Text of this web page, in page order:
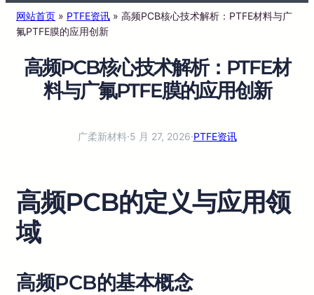
网站首页 » PTFE资讯 » 高频PCB核心技术解析：PTFE材料与广
氟PTFE膜的应用创新
高频PCB核心技术解析：PTFE材
料与广氟PTFE膜的应用创新
广柔新材料·5 月 27, 2026·PTFE资讯
高频PCB的定义与应用领
域
高频PCB的基本概念